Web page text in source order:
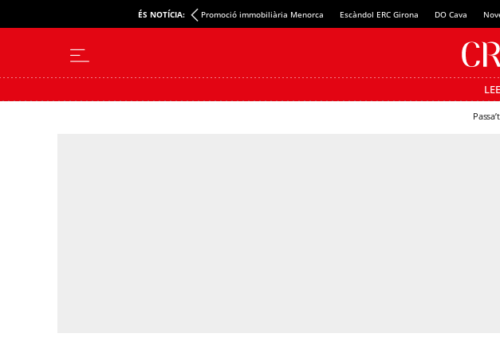
ÉS NOTÍCIA: Promoció immobiliària Menorca Escàndol ERC Girona DO Cava